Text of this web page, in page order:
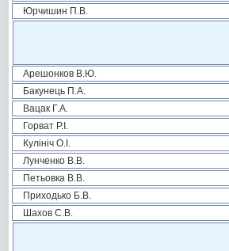
Юрчишин П.В.
Арешонков В.Ю.
Бакунець П.А.
Вацак Г.А.
Горват Р.І.
Кулініч О.І.
Лунченко В.В.
Петьовка В.В.
Приходько Б.В.
Шахов С.В.